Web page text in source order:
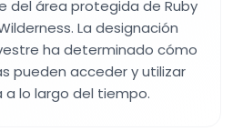
del área protegida de Ruby
La designación
ha determinado cómo
pueden acceder y utilizar
lo largo del tiempo.